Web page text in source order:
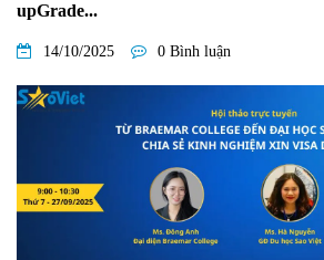
upGrade...
14/10/2025 0 Bình luận